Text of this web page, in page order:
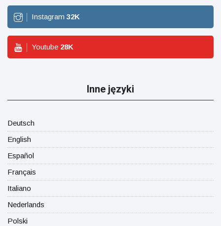
Instagram 32K
Youtube 28K
Inne języki
Deutsch
English
Español
Français
Italiano
Nederlands
Polski